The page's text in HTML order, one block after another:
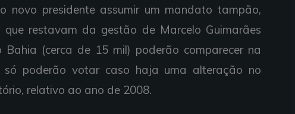
novo presidente assumir um mandato tampão,
que restavam da gestão de Marcelo Guimarães
Bahia (cerca de 15 mil) poderão comparecer na
poderão votar caso haja uma alteração no
relativo ao ano de 2008.